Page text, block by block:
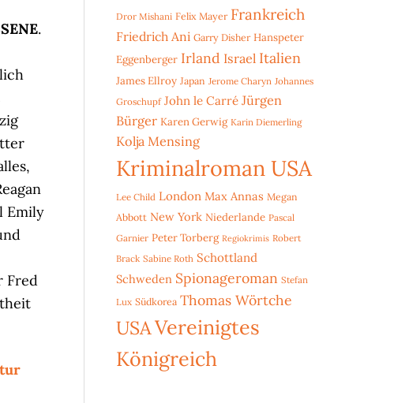
.
Emily
Fred
Dror Mishani Felix Mayer Frankreich
Friedrich Ani Garry Disher Hanspeter
Eggenberger Irland Israel Italien
James Ellroy Japan Jerome Charyn Johannes
Groschupf John le Carré Jürgen
Bürger Karen Gerwig Karin Diemerling
Kolja Mensing
Kriminalroman USA
Lee Child London Max Annas Megan
Abbott New York Niederlande Pascal
Garnier Peter Torberg Regiokrimis Robert
Brack Sabine Roth Schottland
Schweden Spionageroman Stefan
Lux Südkorea Thomas Wörtche
USAVereinigtes
Königreich